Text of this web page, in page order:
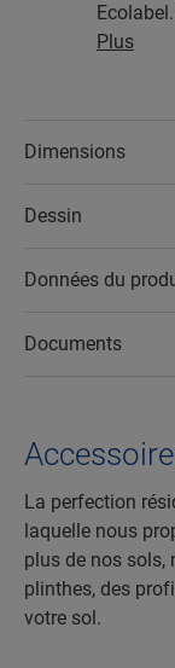
partir
sols
Plus
Dimensions
Dessin
Données du
Documents
La perfection
laquelle nous
plus de nos sols,
plinthes, des
votre sol.